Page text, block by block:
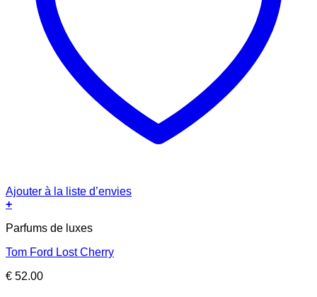
Ajouter à la liste d’envies
+
Parfums de luxes
Tom Ford Lost Cherry
€ 52.00